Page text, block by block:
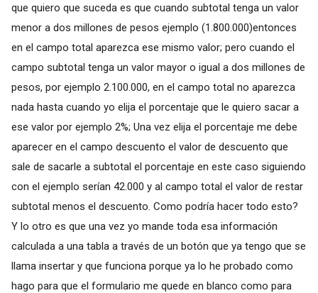
que quiero que suceda es que cuando subtotal tenga un valor
menor a dos millones de pesos ejemplo (1.800.000)entonces
en el campo total aparezca ese mismo valor; pero cuando el
campo subtotal tenga un valor mayor o igual a dos millones de
pesos, por ejemplo 2.100.000, en el campo total no aparezca
nada hasta cuando yo elija el porcentaje que le quiero sacar a
ese valor por ejemplo 2%; Una vez elija el porcentaje me debe
aparecer en el campo descuento el valor de descuento que
sale de sacarle a subtotal el porcentaje en este caso siguiendo
con el ejemplo serían 42.000 y al campo total el valor de restar
subtotal menos el descuento. Como podría hacer todo esto?
Y lo otro es que una vez yo mande toda esa información
calculada a una tabla a través de un botón que ya tengo que se
llama insertar y que funciona porque ya lo he probado como
hago para que el formulario me quede en blanco como para